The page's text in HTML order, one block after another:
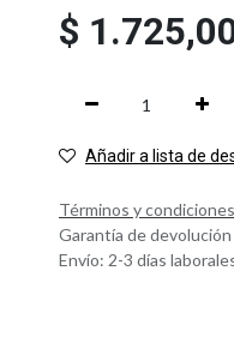
$
Añadir a lista de
Términos y condiciones
Garantía de devolución
Envío: 2-3 días